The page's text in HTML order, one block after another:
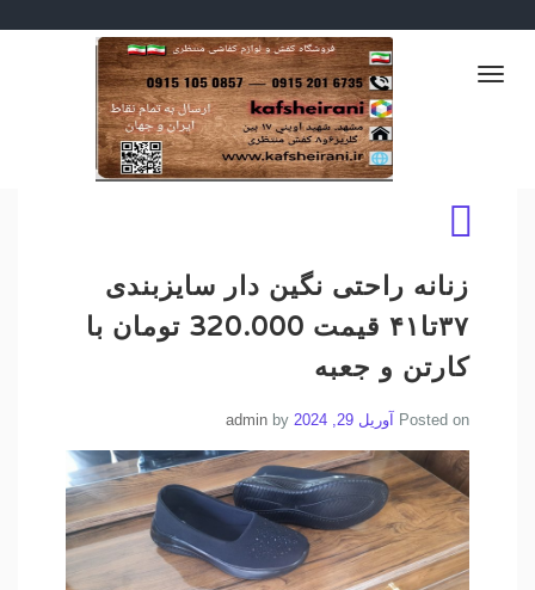
content
Toggle
ارزانکده کفش.دمپایی.اسپرت
راحتی .کفش راحتی.کفش پیاده
روی.دمپایی ارزان.صندل
ارزان.کتونی ارزان.کفش
ارزان.دمپایی حراجی.کفش
حراجی.کتونی حراجی
فروش عمده کفش و ارسال به سراسر
ایران
زنانه راحتی نگین دار سایزبندی
۳۷تا۴۱ قیمت 320.000 تومان با
کارتن و جعبه
Posted on آوریل 29, 2024 admin